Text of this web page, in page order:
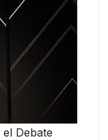
Debate